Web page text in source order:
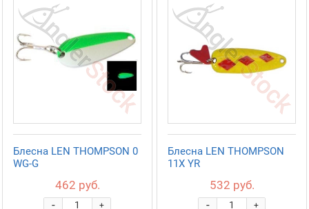
Блесна LEN THOMPSON 0
WG-G
462 руб.
+
-
Блесна LEN THOMPSON
11X YR
532 руб.
+
-